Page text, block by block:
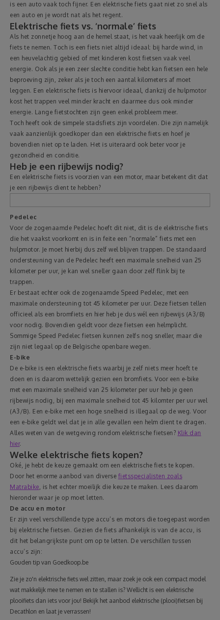
is een auto vaak toch fijner. Een elektrische fiets gaat niet zo snel als
een auto en je wordt nat als het regent.
Elektrische fiets vs. ‘normale’ fiets
Als het zonnetje hoog aan de hemel staat, is het vaak heerlijk om de
fiets te nemen. Toch is een fiets niet altijd ideaal: bij harde wind, in
een heuvelachtig gebied of met kinderen kost fietsen vaak veel
energie. Ook als je een zeer slechte conditie hebt kan fietsen een hele
beproeving zijn, zeker als je toch een aantal kilometers af moet
leggen. Een elektrische fiets is hiervoor ideaal, dankzij de hulpmotor
kost het trappen veel minder kracht en daarmee dus ook minder
energie. Lange fietstochten zijn geen enkel probleem meer.
Toch heeft ook de simpele stadsfiets zijn voordelen. Die zijn namelijk
vaak aanzienlijk goedkoper dan een elektrische fiets en hoef je
bovendien niet op te laden. Het is uiteraard ook beter voor je
gezondheid en conditie.
Heb je een rijbewijs nodig?
Een elektrische fiets is voorzien van een motor, maar betekent dit dat
je een rijbewijs dient te hebben?
Pedelec
Voor de zogenaamde Pedelec hoeft dit niet, dit is de elektrische fiets
die het vaakst voorkomt en is in feite een “normale” fiets met een
hulpmotor. Je moet hierbij dus zelf wel blijven trappen. De standaard
ondersteuning van de Pedelec heeft een maximale snelheid van 25
kilometer per uur, je kan wel sneller gaan door zelf flink bij te
trappen.
Er bestaat echter ook de zogenaamde Speed Pedelec, met een
maximale ondersteuning tot 45 kilometer per uur. Deze fietsen tellen
officieel als een bromfiets en hier heb je dus wél een rijbewijs (A3/B)
voor nodig. Bovendien geldt voor deze fietsen een helmplicht.
Sommige Speed Pedelec fietsen kunnen zelfs nog sneller, maar die
zijn niet legaal op de Belgische openbare wegen.
E-bike
De e-bike is een elektrische fiets waarbij je zelf niets meer hoeft te
doen en is daarom wettelijk gezien een bromfiets. Voor een e-bike
met een maximale snelheid van 25 kilometer per uur heb je geen
rijbewijs nodig, bij een maximale snelheid tot 45 kilomter per uur wel
(A3/B). Een e-bike met een hoge snelheid is illegaal op de weg. Voor
een e-bike geldt wel dat je in alle gevallen een helm dient te dragen.
Alles weten van de wetgeving rondom elektrische fietsen? Klik dan
hier.
Welke elektrische fiets kopen?
Oké, je hebt de keuze gemaakt om een elektrische fiets te kopen.
Door het enorme aanbod van diverse fietsspecialisten zoals
Matrabike, is het echter moeilijk die keuze te maken. Lees daarom
hieronder waar je op moet letten.
De accu en motor
Er zijn veel verschillende type accu’s en motors die toegepast worden
bij elektrische fietsen. Gezien de fiets afhankelijk is van de accu, is
dit het belangrijkste punt om op te letten. De verschillen tussen
accu’s zijn:
Gouden tip van Goedkoop.be
Zie je zo'n elektrische fiets wel zitten, maar zoek je ook een compact model
wat makkelijk mee te nemen en te stallen is? Wellicht is een elektrische
plooifiets dan iets voor jou! Bekijk het aanbod elektrische (plooi)fietsen bij
Decathlon en laat je verrassen!